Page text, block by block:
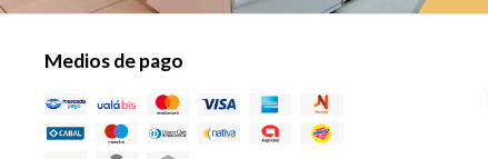
Medios de pago